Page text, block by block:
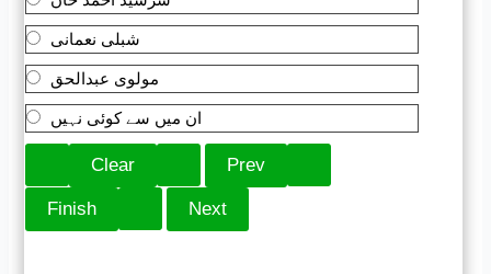
شبلی نعمانی
مولوی عبدالحق
ان میں سے کوئی نہیں